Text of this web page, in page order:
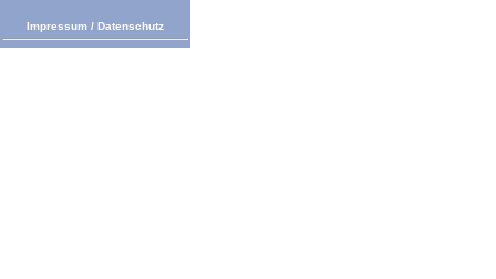
Impressum / Datenschutz